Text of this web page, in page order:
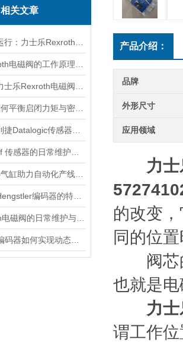
相关文章
产品介绍：
品牌
外形尺寸
应用领域
力
的改变
同的位
阀芯的
也就是
力
谓工作